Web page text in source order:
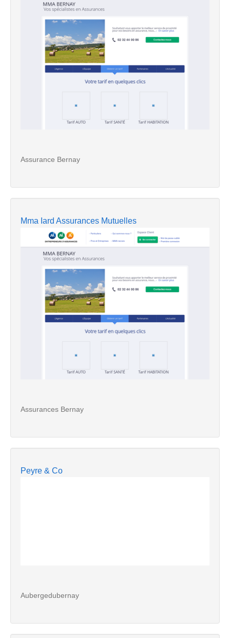
Assurance Bernay
Mma Iard Assurances Mutuelles
Assurances Bernay
Peyre & Co
Aubergedubernay